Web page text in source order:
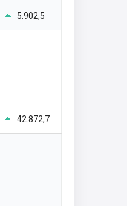
5.902,5
42.872,7